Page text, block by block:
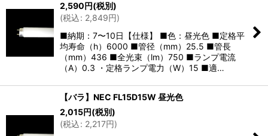
2,590円(税別)
(税込: 2,849円)
■納期：7〜10日【仕様】 ■色：昼光色 ■定格平
均寿命（h）6000 ■管径（mm）25.5 ■管長
（mm）436 ■全光束（lm）750 ■ランプ電流
（A）0.3 ・定格ランプ電力（W）15 ■適…
【バラ】NEC FL15D15W 昼光色
2,015円(税別)
(税込: 2,217円)